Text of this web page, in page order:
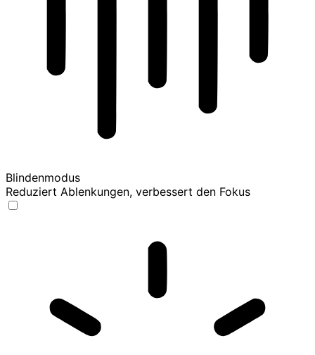
Blindenmodus
Reduziert Ablenkungen, verbessert den Fokus